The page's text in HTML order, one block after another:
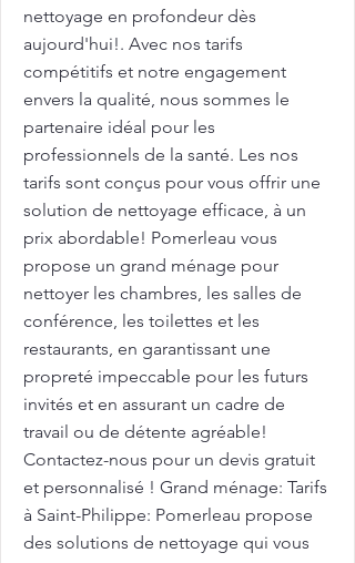
nettoyage en profondeur dès
aujourd'hui!. Avec nos tarifs
compétitifs et notre engagement
envers la qualité, nous sommes le
partenaire idéal pour les
professionnels de la santé. Les nos
tarifs sont conçus pour vous offrir une
solution de nettoyage efficace, à un
prix abordable! Pomerleau vous
propose un grand ménage pour
nettoyer les chambres, les salles de
conférence, les toilettes et les
restaurants, en garantissant une
propreté impeccable pour les futurs
invités et en assurant un cadre de
travail ou de détente agréable!
Contactez-nous pour un devis gratuit
et personnalisé ! Grand ménage: Tarifs
à Saint-Philippe: Pomerleau propose
des solutions de nettoyage qui vous